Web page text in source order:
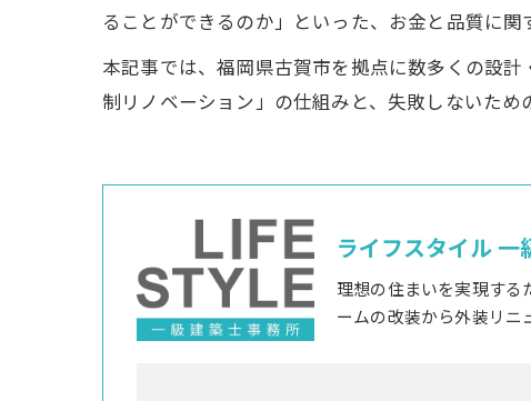
ることができるのか」といった、お金と品質に関
本記事では、福岡県古賀市を拠点に数多くの設
制リノベーション」の仕組みと、失敗しないため
ライフスタイル 一
理想の住まいを実現する
ームの改装から外装リニ